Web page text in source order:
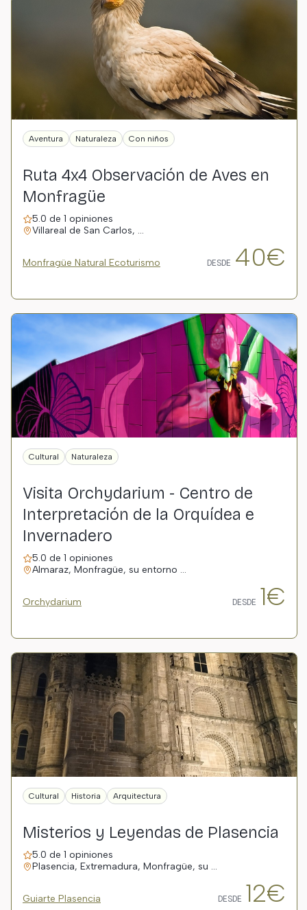
Aventura Naturaleza Con niños
Ruta 4x4 Observación de Aves en
Monfragüe
5.0 de 1 opiniones
Villareal de San Carlos, …
Monfragüe Natural Ecoturismo DESDE 40€
Cultural Naturaleza
Visita Orchydarium - Centro de
Interpretación de la Orquídea e
Invernadero
5.0 de 1 opiniones
Almaraz, Monfragüe, su entorno …
Orchydarium DESDE 1€
Cultural Historia Arquitectura
Misterios y Leyendas de Plasencia
5.0 de 1 opiniones
Plasencia, Extremadura, Monfragüe, su …
Guiarte Plasencia DESDE 12€